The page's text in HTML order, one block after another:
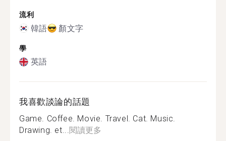
流利
韓語 顏文字
學
英語
我喜歡談論的話題
Game. Coffee. Movie. Travel. Cat. Music.
Drawing. et...閱讀更多